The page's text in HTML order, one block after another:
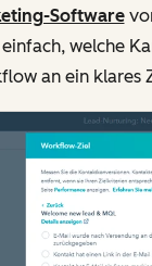
Software
welche
an ein klares